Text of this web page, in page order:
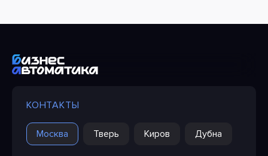
КОНТАКТЫ
Москва Тверь Киров Дубна